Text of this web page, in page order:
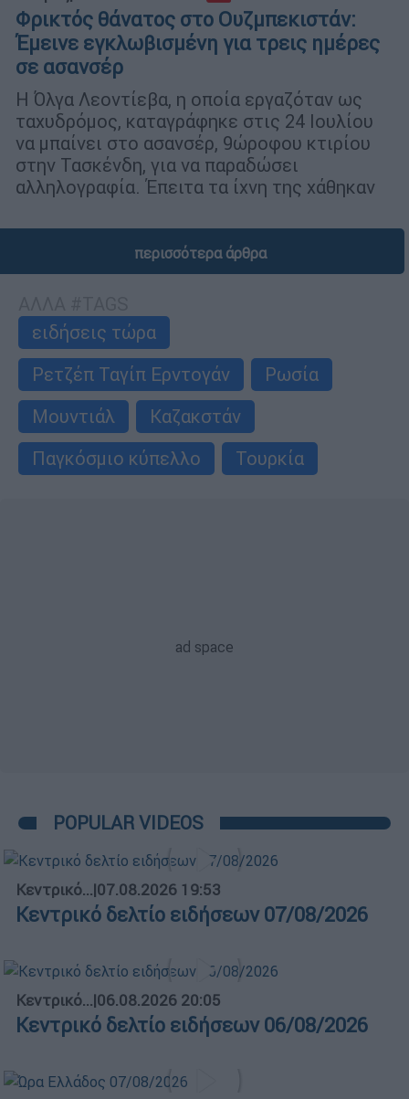
Φρικτός θάνατος στο Ουζμπεκιστάν:
Έμεινε εγκλωβισμένη για τρεις ημέρες
σε ασανσέρ
Η Όλγα Λεοντίεβα, η οποία εργαζόταν ως
ταχυδρόμος, καταγράφηκε στις 24 Ιουλίου
να μπαίνει στο ασανσέρ, 9ώροφου κτιρίου
στην Τασκένδη, για να παραδώσει
αλληλογραφία. Έπειτα τα ίχνη της χάθηκαν
περισσότερα άρθρα
ειδήσεις τώρα
Ρετζέπ Ταγίπ Ερντογάν
Ρωσία
Μουντιάλ
Καζακστάν
Παγκόσμιο κύπελλο
Τουρκία
POPULAR VIDEOS
Κεντρικό...|07.08.2026 19:53
Κεντρικό δελτίο ειδήσεων 07/08/2026
Κεντρικό...|06.08.2026 20:05
Κεντρικό δελτίο ειδήσεων 06/08/2026